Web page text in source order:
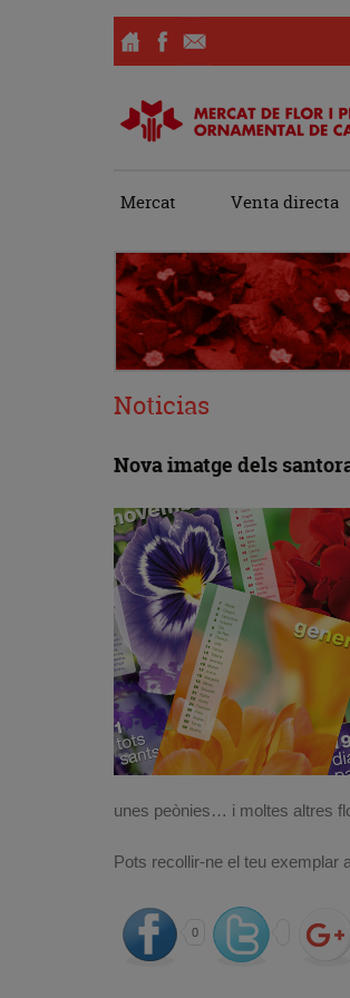
al
Mercat Venta directa
Noticias
Nova imatge dels
unes peònies… i moltes altres
Pots recollir-ne el teu exemplar
0